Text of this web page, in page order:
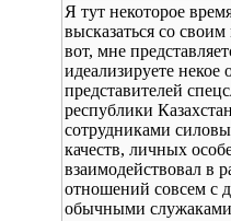
Я тут некоторое
высказаться со
вот, мне
идеализируете
представителей
республики
сотрудниками
качеств, личных
взаимодействовал в
отношений совсем с
обычными